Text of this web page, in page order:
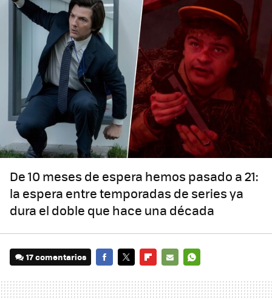
De 10 meses de espera hemos pasado a 21:
la espera entre temporadas de series ya
dura el doble que hace una década
17 comentarios
MAIL